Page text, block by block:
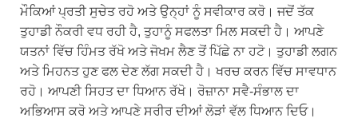
ਮੌਕਿਆਂ ਪ੍ਰਤੀ ਸੁਚੇਤ ਰਹੋ ਅਤੇ ਉਨ੍ਹਾਂ ਨੂੰ ਸਵੀਕਾਰ ਕਰੋ। ਜਦੋਂ ਤੱਕ
ਤੁਹਾਡੀ ਨੌਕਰੀ ਵਧ ਰਹੀ ਹੈ, ਤੁਹਾਨੂੰ ਸਫਲਤਾ ਮਿਲ ਸਕਦੀ ਹੈ। ਆਪਣੇ
ਯਤਨਾਂ ਵਿੱਚ ਹਿੰਮਤ ਰੱਖੋ ਅਤੇ ਜੋਖਮ ਲੈਣ ਤੋਂ ਪਿੱਛੇ ਨਾ ਹਟੋ। ਤੁਹਾਡੀ ਲਗਨ
ਅਤੇ ਮਿਹਨਤ ਹੁਣ ਫਲ ਦੇਣ ਲੱਗ ਸਕਦੀ ਹੈ। ਖਰਚ ਕਰਨ ਵਿੱਚ ਸਾਵਧਾਨ
ਰਹੋ। ਆਪਣੀ ਸਿਹਤ ਦਾ ਧਿਆਨ ਰੱਖੋ। ਰੋਜ਼ਾਨਾ ਸਵੈ-ਸੰਭਾਲ ਦਾ
ਅਭਿਆਸ ਕਰੋ ਅਤੇ ਆਪਣੇ ਸਰੀਰ ਦੀਆਂ ਲੋੜਾਂ ਵੱਲ ਧਿਆਨ ਦਿਓ।